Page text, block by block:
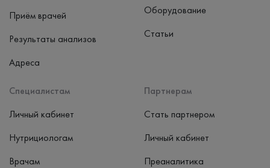
Приём врачей
Результаты анализов
Адреса
Специалистам
Личный кабинет
Нутрициологам
Врачам
Партнерам
Стать партнером
Личный кабинет
Преаналитика
Оборудование
Статьи